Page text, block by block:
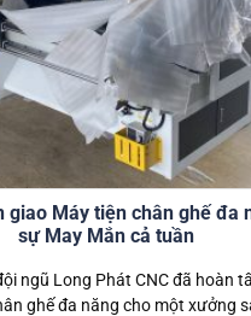
giao Máy tiện chân ghế đa
sự May Mắn cả tuần
ngũ Long Phát CNC đã hoàn
ghế đa năng cho một xưởng